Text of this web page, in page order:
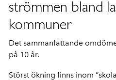
strömmen bland
kommuner
Det sammanfattande
på 10 år.
Störst ökning finns inom